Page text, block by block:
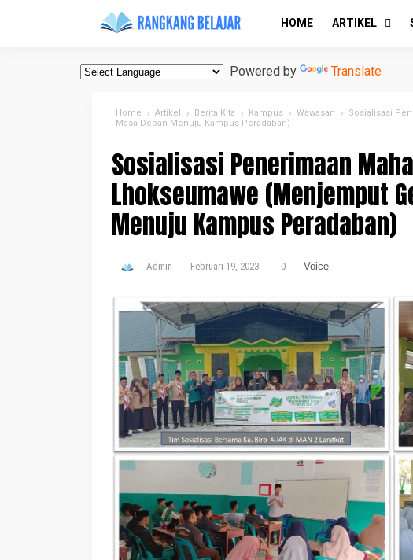
HOME ARTIKEL
Powered by Translate
Home Artikel Berita Kita Kampus Wawasan
Sosialisasi
Masa Depan Menuju Kampus Peradaban)
Sosialisasi Penerimaan
Lhokseumawe (Menjemput
Menuju Kampus Peradaban)
Admin Februari 19, 2023 0 Voice